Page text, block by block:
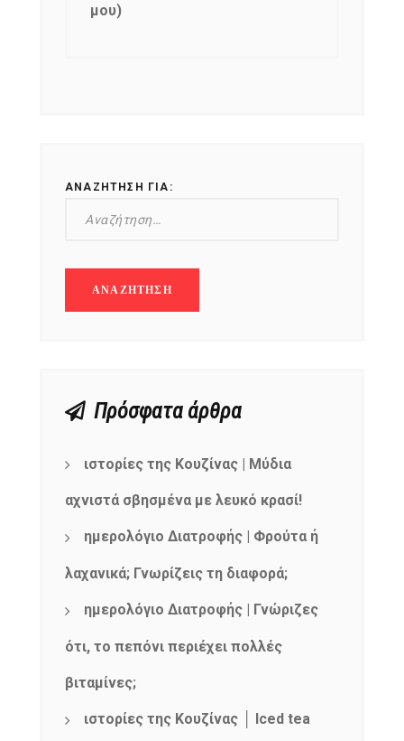
μου)
ΑΝΑΖΉΤΗΣΗ ΓΙΑ:
Πρόσφατα άρθρα
ιστορίες της Κουζίνας | Μύδια
αχνιστά σβησμένα με λευκό κρασί!
ημερολόγιο Διατροφής | Φρούτα ή
λαχανικά; Γνωρίζεις τη διαφορά;
ημερολόγιο Διατροφής | Γνώριζες
ότι, το πεπόνι περιέχει πολλές
βιταμίνες;
ιστορίες της Κουζίνας │ Iced tea